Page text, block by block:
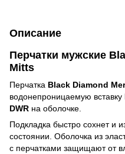
Описание
Перчатки мужские
Mitts
Перчатка Black Diamond
водонепроницаемую вставку
DWR на оболочке.
Подкладка быстро сохнет и
состоянии. Оболочка из
с перчатками защищают от